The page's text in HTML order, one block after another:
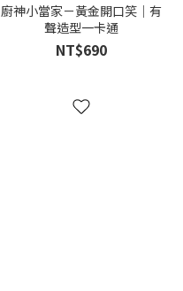
廚神小當家－黃金開口笑｜有
聲造型一卡通
NT$690